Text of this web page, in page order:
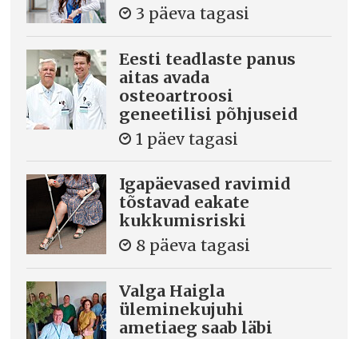
3 päeva tagasi
Eesti teadlaste panus
aitas avada
osteoartroosi
geneetilisi põhjuseid
1 päev tagasi
Igapäevased ravimid
tõstavad eakate
kukkumisriski
8 päeva tagasi
Valga Haigla
üleminekujuhi
ametiaeg saab läbi